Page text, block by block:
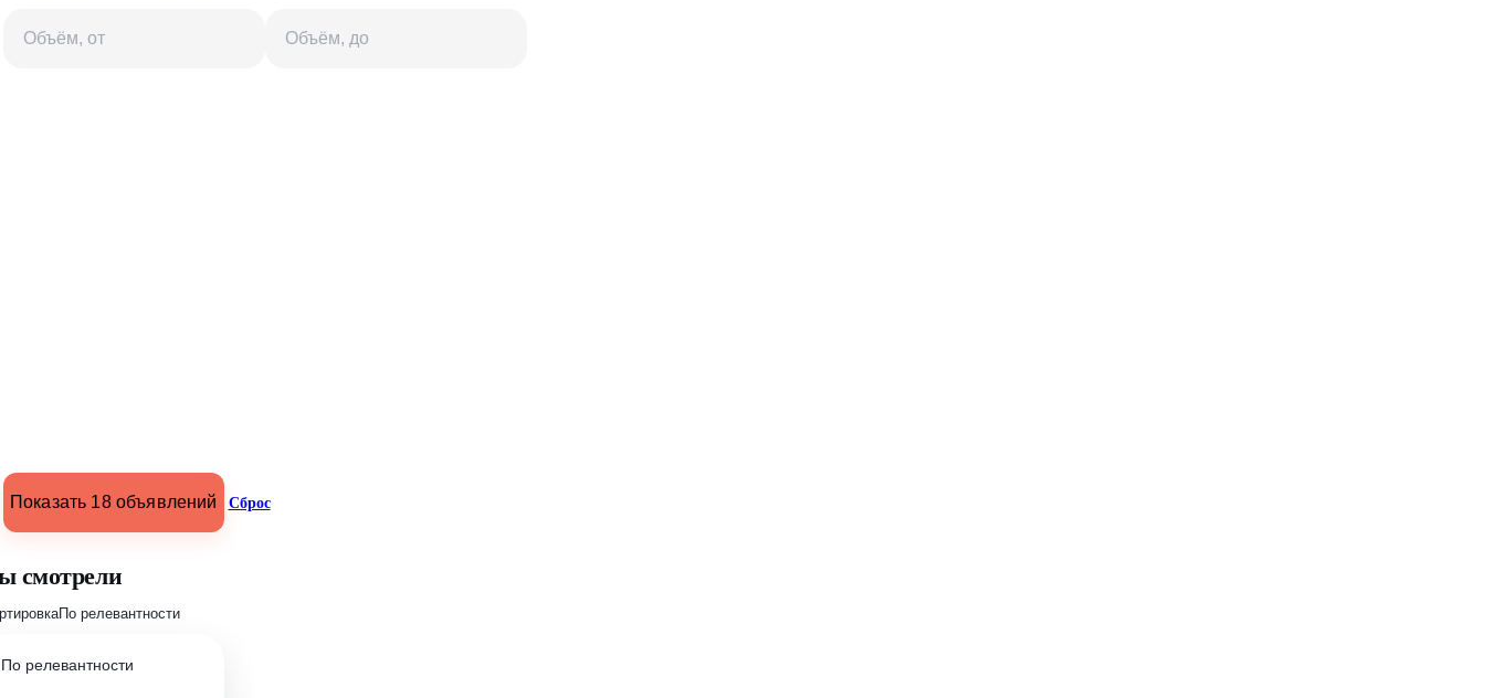
Показать 18 объявлений Сброс
смотрели
По релевантности
По релевантности